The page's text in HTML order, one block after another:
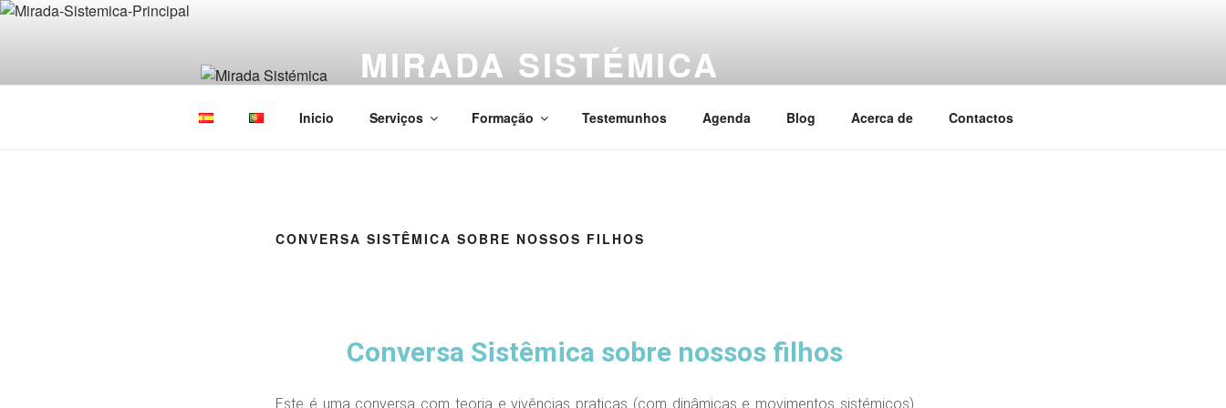
MIRADA SISTÉMICA
Inicio Serviços Formação Testemunhos Agenda Blog Acerca de Contactos
CONVERSA SISTÊMICA SOBRE NOSSOS FILHOS
Conversa Sistêmica sobre nossos filhos
Este é uma conversa com teoria e vivências praticas (com dinâmicas e movimentos sistémicos)